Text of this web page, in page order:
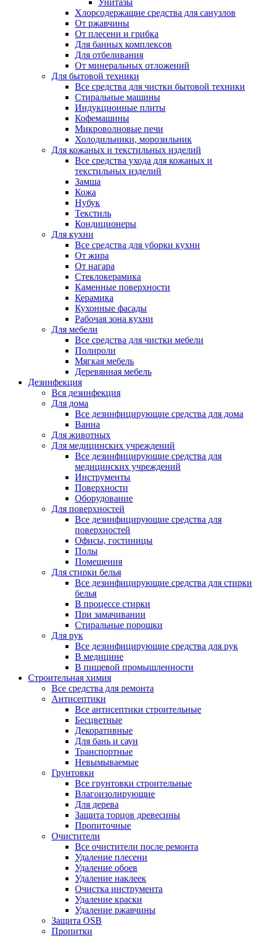
Унитазы
Хлорсодержащие средства для санузлов
От ржавчины
От плесени и грибка
Для банных комплексов
Для отбеливания
От минеральных отложений
Для бытовой техники
Все средства для чистки бытовой техники
Стиральные машины
Индукционные плиты
Кофемашины
Микроволновые печи
Холодильники, морозильник
Для кожаных и текстильных изделий
Все средства ухода для кожаных и
текстильных изделий
Замша
Кожа
Нубук
Текстиль
Кондиционеры
Для кухни
Все средства для уборки кухни
От жира
От нагара
Стеклокерамика
Каменные поверхности
Керамика
Кухонные фасады
Рабочая зона кухни
Для мебели
Все средства для чистки мебели
Полироли
Мягкая мебель
Деревянная мебель
Дезинфекция
Вся дезинфекция
Для дома
Все дезинфицирующие средства для дома
Ванна
Для животных
Для медицинских учреждений
Все дезинфицирующие средства для
медицинских учреждений
Инструменты
Поверхности
Оборудование
Для поверхностей
Все дезинфицирующие средства для
поверхностей
Офисы, гостиницы
Полы
Помещения
Для стирки белья
Все дезинфицирующие средства для стирки
белья
В процессе стирки
При замачивании
Стиральные порошки
Для рук
Все дезинфицирующие средства для рук
В медицине
В пищевой промышленности
Строительная химия
Все средства для ремонта
Антисептики
Все антисептики строительные
Бесцветные
Декоративные
Для бань и саун
Транспортные
Невымываемые
Грунтовки
Все грунтовки строительные
Влагоизолирующие
Для дерева
Защита торцов древесины
Пропиточные
Очистители
Все очистители после ремонта
Удаление плесени
Удаление обоев
Удаление наклеек
Очистка инструмента
Удаление краски
Удаление ржавчины
Защита OSB
Пропитки